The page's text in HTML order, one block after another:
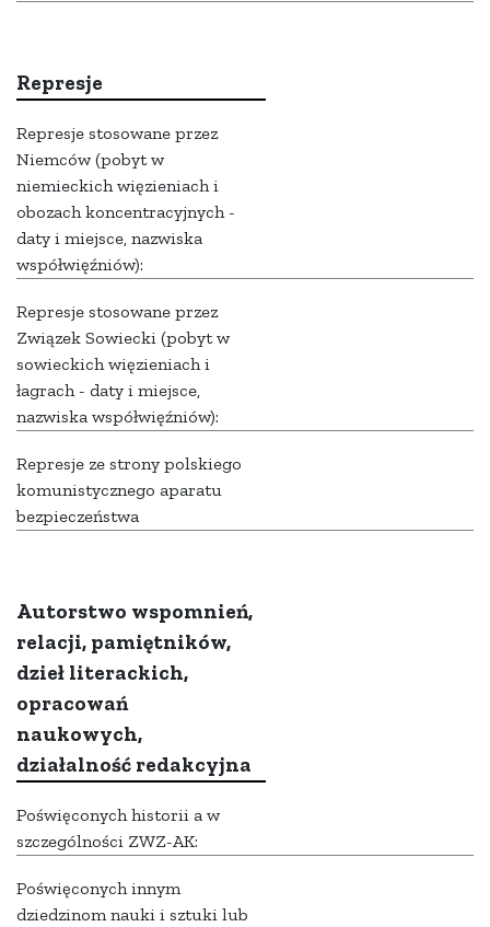
Represje
Represje stosowane przez
Niemców (pobyt w
niemieckich więzieniach i
obozach koncentracyjnych -
daty i miejsce, nazwiska
współwięźniów):
Represje stosowane przez
Związek Sowiecki (pobyt w
sowieckich więzieniach i
łagrach - daty i miejsce,
nazwiska współwięźniów):
Represje ze strony polskiego
komunistycznego aparatu
bezpieczeństwa
Autorstwo wspomnień,
relacji, pamiętników,
dzieł literackich,
opracowań
naukowych,
działalność redakcyjna
Poświęconych historii a w
szczególności ZWZ-AK:
Poświęconych innym
dziedzinom nauki i sztuki lub